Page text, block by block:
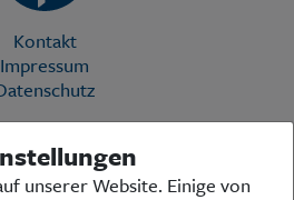
Kontakt
Impressum
(PAZ) ist eine einzigartige Stimme
Woche für Woche berichtet sie
unserer Website. Einige von